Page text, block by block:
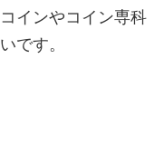
インやコイン専科
です。